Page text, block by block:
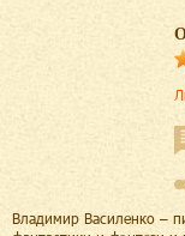
Владимир Василенко –